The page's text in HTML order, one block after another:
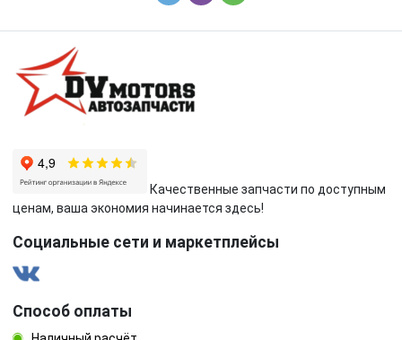
Качественные запчасти по доступным
ценам, ваша экономия начинается здесь!
Социальные сети и маркетплейсы
Способ оплаты